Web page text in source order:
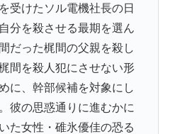
受けたソル電機社長の日
分を殺させる最期を選ん
だった梶間の父親を殺し
間を殺人犯にさせない形
に、幹部候補を対象にし
彼の思惑通りに進むかに
た女性・碓氷優佳の恐る